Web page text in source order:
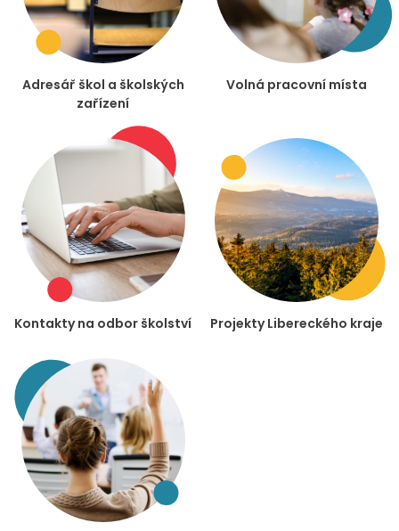
Adresář škol a školských
zařízení
Volná pracovní místa
Kontakty na odbor školství Projekty Libereckého kraje